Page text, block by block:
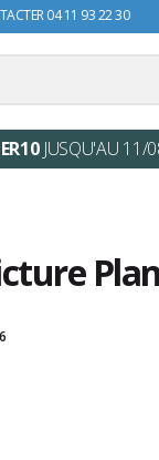
04 11 93 22 30
JUSQU'AU 11/